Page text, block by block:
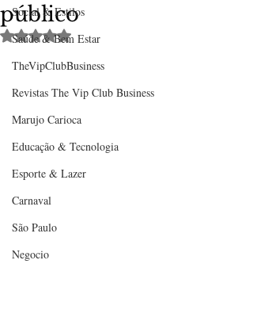
Social & Estilos
Saúde & Bem Estar
TheVipClubBusiness
Revistas The Vip Club Business
Marujo Carioca
Educação & Tecnologia
Esporte & Lazer
Carnaval
São Paulo
Negocio
público
Avaliado com NaN de 5 estrelas.